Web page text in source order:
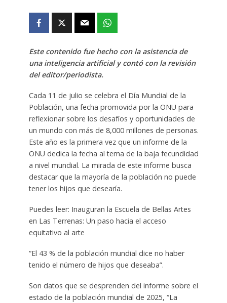
Este contenido fue hecho con la asistencia de
una inteligencia artificial y contó con la revisión
del editor/periodista.
Cada 11 de julio se celebra el Día Mundial de la
Población, una fecha promovida por la ONU para
reflexionar sobre los desafíos y oportunidades de
un mundo con más de 8,000 millones de personas.
Este año es la primera vez que un informe de la
ONU dedica la fecha al tema de la baja fecundidad
a nivel mundial. La mirada de este informe busca
destacar que la mayoría de la población no puede
tener los hijos que desearía.
Puedes leer: Inauguran la Escuela de Bellas Artes
en Las Terrenas: Un paso hacia el acceso
equitativo al arte
“El 43 % de la población mundial dice no haber
tenido el número de hijos que deseaba”.
Son datos que se desprenden del informe sobre el
estado de la población mundial de 2025, “La